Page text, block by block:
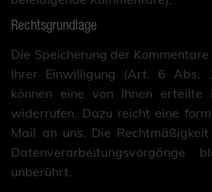
Rechtsgrundlage
Die Speicherung der
Ihrer Einwilligung (Art. 6 Abs.
können eine von Ihnen erteilte
widerrufen. Dazu reicht eine
Mail an uns. Die
Datenverarbeitungsvorgänge
unberührt.